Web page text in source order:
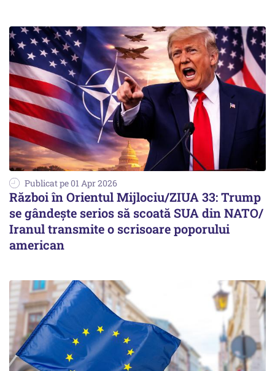
Publicat pe 01 Apr 2026
Război în Orientul Mijlociu/ZIUA 33: Trump
se gândește serios să scoată SUA din NATO/
Iranul transmite o scrisoare poporului
american